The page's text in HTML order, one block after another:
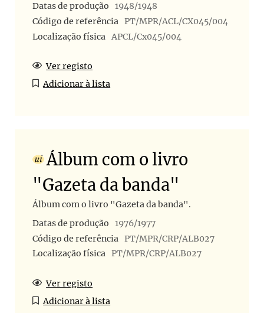
Datas de produção
1948/1948
Código de referência PT/MPR/ACL/CX045/004
Localização física APCL/Cx045/004
Ver registo
Adicionar à lista
Álbum com o livro
"Gazeta da banda"
Álbum com o livro "Gazeta da banda".
Datas de produção
1976/1977
Código de referência PT/MPR/CRP/ALB027
Localização física PT/MPR/CRP/ALB027
Ver registo
Adicionar à lista